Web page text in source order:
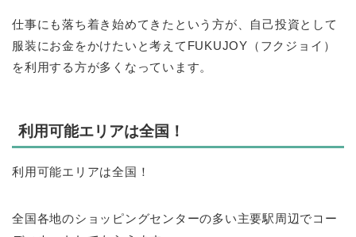
仕事にも落ち着き始めてきたという方が、自己投資として
服装にお金をかけたいと考えてFUKUJOY（フクジョイ）
を利用する方が多くなっています。
利用可能エリアは全国！
利用可能エリアは全国！
全国各地のショッピングセンターの多い主要駅周辺でコー